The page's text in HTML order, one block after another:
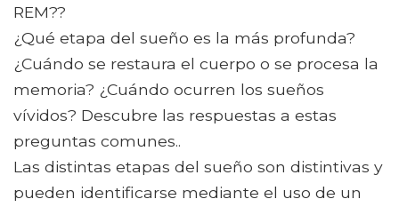
REM??
¿Qué etapa del sueño es la más profunda?
¿Cuándo se restaura el cuerpo o se procesa la
memoria? ¿Cuándo ocurren los sueños
vívidos? Descubre las respuestas a estas
preguntas comunes..
Las distintas etapas del sueño son distintivas y
pueden identificarse mediante el uso de un